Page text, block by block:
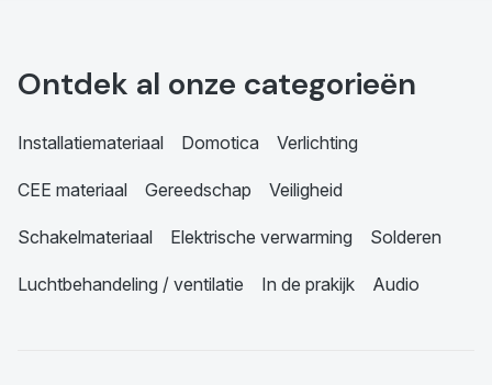
Ontdek al onze categorieën
Installatiemateriaal Domotica Verlichting
CEE materiaal Gereedschap Veiligheid
Schakelmateriaal Elektrische verwarming Solderen
Luchtbehandeling / ventilatie In de prakijk Audio